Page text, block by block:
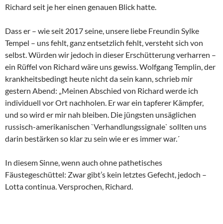
Richard seit je her einen genauen Blick hatte.
Dass er – wie seit 2017 seine, unsere liebe Freundin Sylke
Tempel – uns fehlt, ganz entsetzlich fehlt, versteht sich von
selbst. Würden wir jedoch in dieser Erschütterung verharren –
ein Rüffel von Richard wäre uns gewiss. Wolfgang Templin, der
krankheitsbedingt heute nicht da sein kann, schrieb mir
gestern Abend: „Meinen Abschied von Richard werde ich
individuell vor Ort nachholen. Er war ein tapferer Kämpfer,
und so wird er mir nah bleiben. Die jüngsten unsäglichen
russisch-amerikanischen `Verhandlungssignale` sollten uns
darin bestärken so klar zu sein wie er es immer war.´
In diesem Sinne, wenn auch ohne pathetisches
Fäustegeschüttel: Zwar gibt’s kein letztes Gefecht, jedoch –
Lotta continua. Versprochen, Richard.